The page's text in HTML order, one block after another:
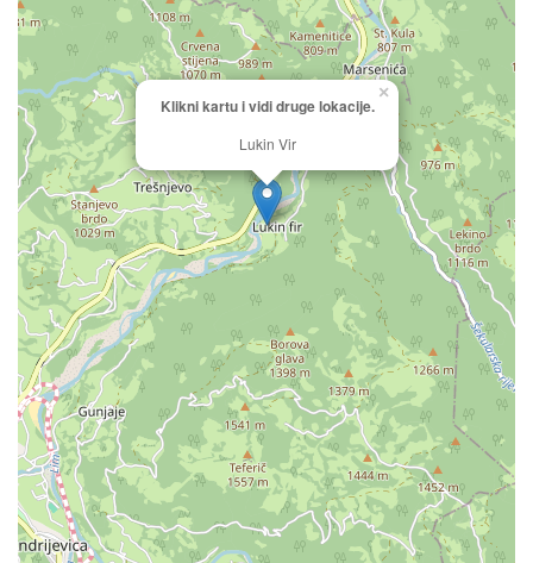
Klikni kartu i vidi druge lokacije.
Lukin Vir
×